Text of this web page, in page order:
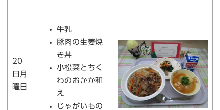
20
日月
曜日
牛乳
豚肉の生姜焼
き丼
小松菜とちく
わのおかか和
え
じゃがいもの